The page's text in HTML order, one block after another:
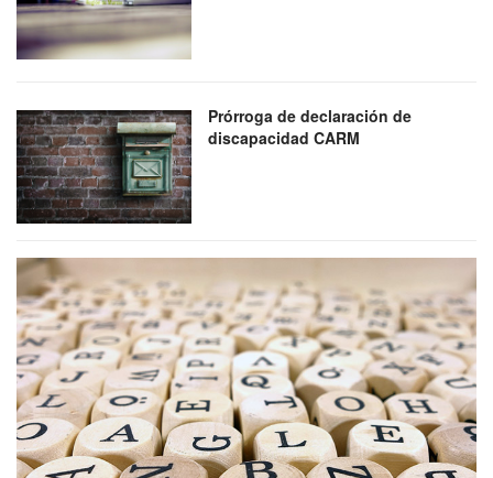
Prórroga de declaración de
discapacidad CARM